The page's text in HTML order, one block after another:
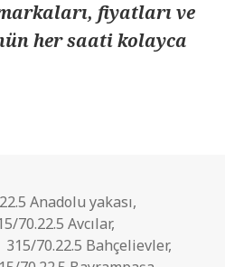
fiyatları ve
her saati kolayca
Anadolu yakası,
70.22.5 Avcılar,
315/70.22.5 Bahçelievler,